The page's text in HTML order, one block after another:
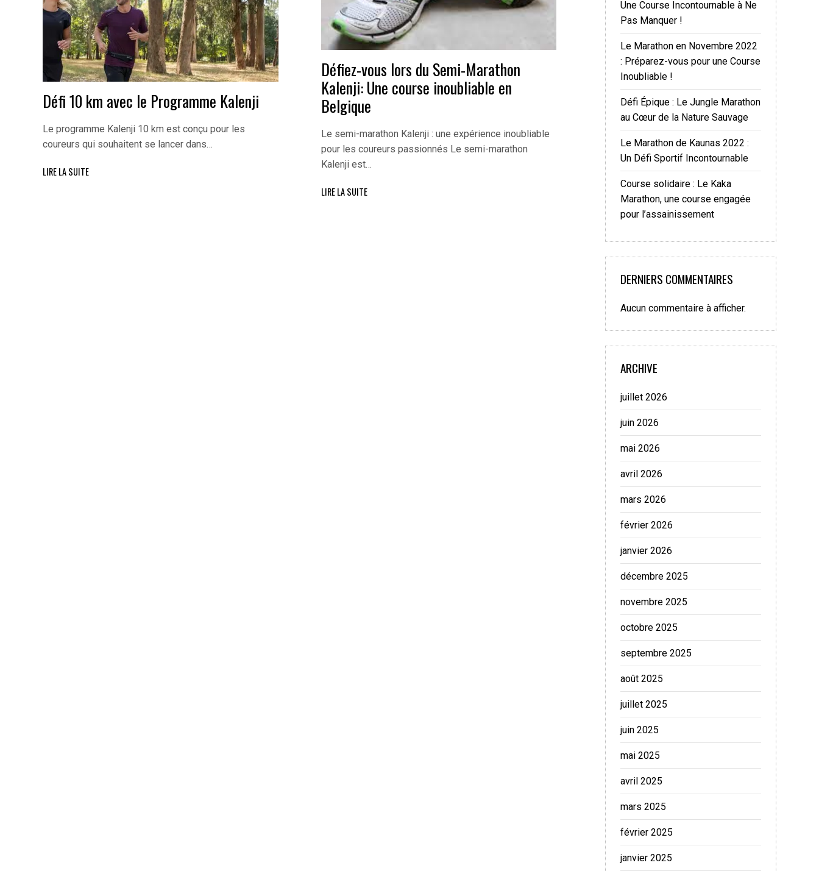
Défi 10 km avec le Programme Kalenji
Le programme Kalenji 10 km est conçu pour les
coureurs qui souhaitent se lancer dans…
LIRE LA SUITE
Défiez-vous lors du Semi-Marathon
Kalenji: Une course inoubliable en
Belgique
Le semi-marathon Kalenji : une expérience inoubliable
pour les coureurs passionnés Le semi-marathon
Kalenji est…
LIRE LA SUITE
Une Course Incontournable à Ne
Pas Manquer !
Le Marathon en Novembre 2022
: Préparez-vous pour une Course
Inoubliable !
Défi Épique : Le Jungle Marathon
au Cœur de la Nature Sauvage
Le Marathon de Kaunas 2022 :
Un Défi Sportif Incontournable
Course solidaire : Le Kaka
Marathon, une course engagée
pour l’assainissement
DERNIERS COMMENTAIRES
Aucun commentaire à afficher.
ARCHIVE
juillet 2026
juin 2026
mai 2026
avril 2026
mars 2026
février 2026
janvier 2026
décembre 2025
novembre 2025
octobre 2025
septembre 2025
août 2025
juillet 2025
juin 2025
mai 2025
avril 2025
mars 2025
février 2025
janvier 2025